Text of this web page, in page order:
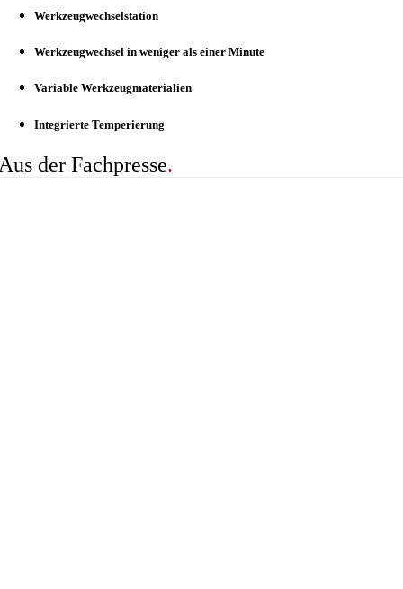
Werkzeugwechselstation
Werkzeugwechsel in weniger als einer Minute
Variable Werkzeugmaterialien
Integrierte Temperierung
der Fachpresse.